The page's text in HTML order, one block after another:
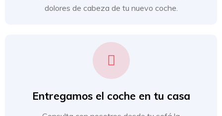
dolores de cabeza de tu nuevo coche.
Entregamos el coche en tu casa